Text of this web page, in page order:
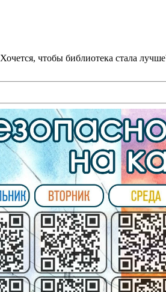
Хочется, чтобы библиотека стала